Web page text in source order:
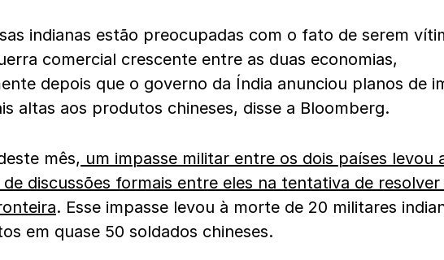
indianas estão preocupadas com o fato de serem
comercial crescente entre as duas economias,
depois que o governo da Índia anunciou planos de
altas aos produtos chineses, disse a Bloomberg.
mês, um impasse militar entre os dois países levou
de discussões formais entre eles na tentativa de resolver
. Esse impasse levou à morte de 20 militares
em quase 50 soldados chineses.